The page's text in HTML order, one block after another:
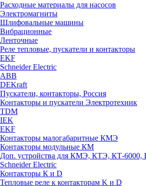
Расходные материалы для насосов
Электромагниты
Шлифовальные машины
Вибрационные
Ленточные
Реле тепловые, пускатели и контакторы
EKF
Schneider Electric
ABB
DEKraft
Пускатели, контакторы, Россия
Контакторы и пускатели Электротехник
TDM
IEK
EKF
Контакторы малогабаритные КМЭ
Контакторы модульные КМ
Доп. устройства для КМЭ, КТЭ, КТ-6000,
Schneider Electric
Контакторы К и D
Тепловые реле к контакторам K и D